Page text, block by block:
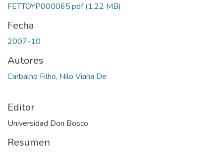
FETTOYP000065.pdf(1.22 MB)
Fecha
2007-10
Autores
Carbalho Filho, Nilo Viana De
Editor
Universidad Don Bosco
Resumen